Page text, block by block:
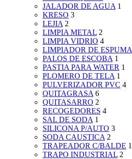
JALADOR DE AGUA 1
KRESO 3
LEJIA 2
LIMPIA METAL 2
LIMPIA VIDRIO 4
LIMPIADOR DE ESPUMA
PALOS DE ESCOBA 1
PASTIA PARA WATER 1
PLOMERO DE TELA 1
PULVERIZADOR PVC 4
QUITAGRASA 6
QUITASARRO 2
RECOGEDORES 4
SAL DE SODA 1
SILICONA P/AUTO 3
SODA CAUSTICA 2
TRAPEADOR C/BALDE 1
TRAPO INDUSTRIAL 2